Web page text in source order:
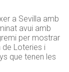
a Sevilla amb
avui amb
per mostrar
Loteries i
que tenen les